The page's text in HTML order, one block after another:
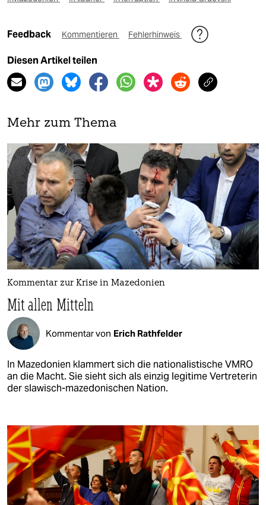
Feedback Kommentieren Fehlerhinweis
Diesen Artikel teilen
Mehr zum Thema
Kommentar zur Krise in Mazedonien
Mit allen Mitteln
Kommentar von Erich Rathfelder
In Mazedonien klammert sich die nationalistische VMRO
an die Macht. Sie sieht sich als einzig legitime Vertreterin
der slawisch-mazedonischen Nation.